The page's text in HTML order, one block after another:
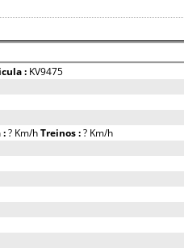
: KV9475
:? Km/hTreinos :? Km/h